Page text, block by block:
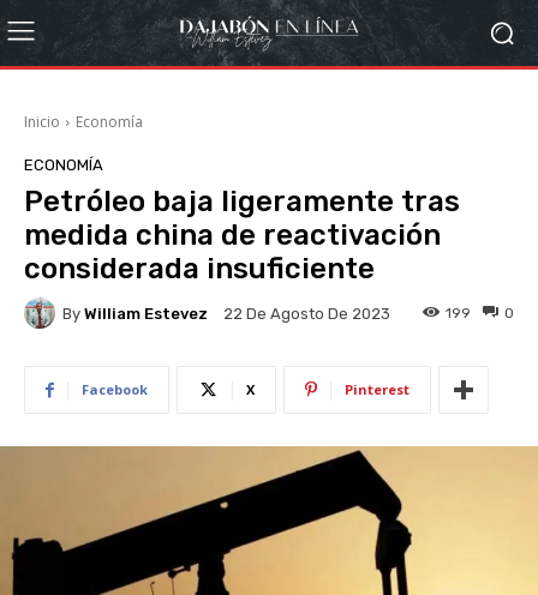
Inicio Economía
ECONOMÍA
Petróleo baja ligeramente tras
medida china de reactivación
considerada insuficiente
By William Estevez 22 De Agosto De 2023 0
199
Facebook X Pinterest